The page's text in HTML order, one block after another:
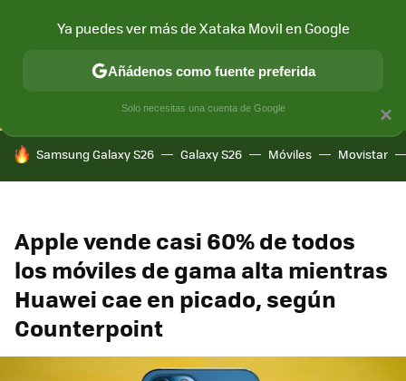
CONECTIVIDAD MÓVIL Y SOCIEDAD APLICACIONES
HOY SE HABLA DE
Samsung Galaxy S26 Galaxy S26 Móviles Movistar
Apple vende casi 60% de todos
los móviles de gama alta mientras
Huawei cae en picado, según
Counterpoint
×
Ya puedes ver más de Xataka Movil en Google
Añádenos como fuente preferida
Solo necesitas una cuenta de Google